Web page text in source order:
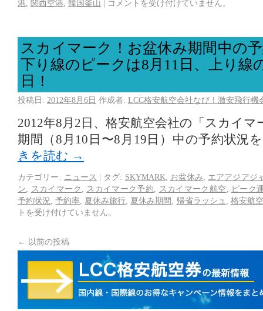
港 関西空港 韓国釜山 コメントを受け付けていません。
スカイマーク！お盆休み期間中の
下り線のピークは8月11日、上り線
日！
投稿日: 2012年8月6日 作成者: LCC格安航空会社なび！激安飛行機
2012年8月2日、格安航空会社の「スカイ
期間（8月10日〜8月19日）中の予約状況
きを読む →
カテゴリー: ニュース | タグ: SKYMARK お盆休み
エアアジアジ
ン
スカイマーク スカイマーク予約 スカイマーク航空
ピーク
予約状況
,予約率 夏休み旅行 夏休み期間 帰省ラッシュ
格安航
トを受け付けていません。
← 以前の投稿